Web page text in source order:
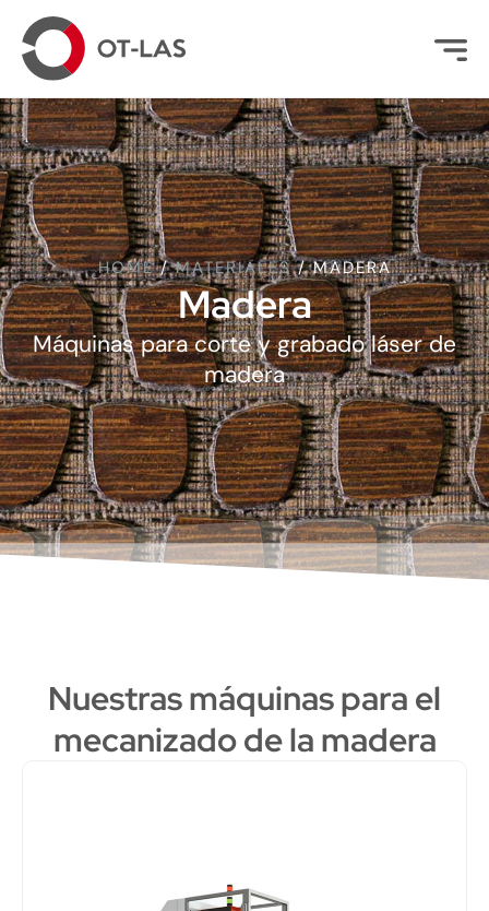
HOME/MATERIALES/MADERA
Madera
Máquinas para corte y grabado láser de
madera
Nuestras máquinas para el
mecanizado de la madera